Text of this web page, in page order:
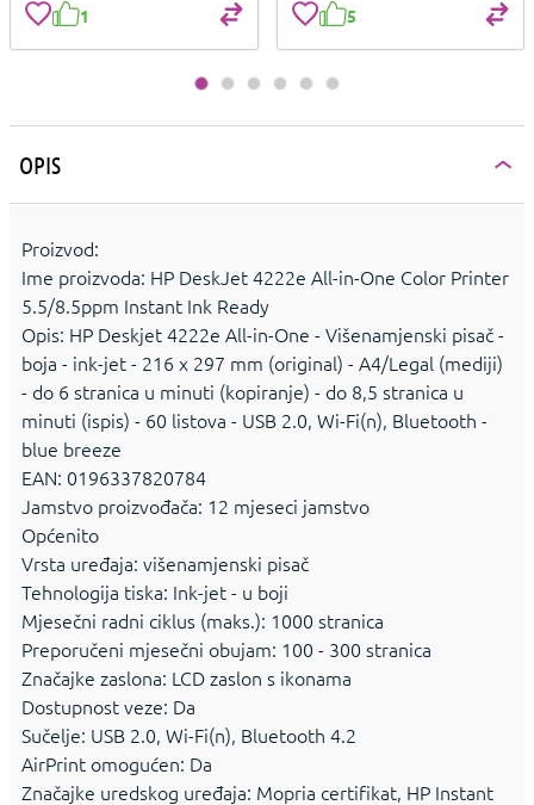
1 5
OPIS
Proizvod:
Ime proizvoda: HP DeskJet 4222e All-in-One Color Printer
5.5/8.5ppm Instant Ink Ready
Opis: HP Deskjet 4222e All-in-One - Višenamjenski pisač -
boja - ink-jet - 216 x 297 mm (original) - A4/Legal (mediji)
- do 6 stranica u minuti (kopiranje) - do 8,5 stranica u
minuti (ispis) - 60 listova - USB 2.0, Wi-Fi(n), Bluetooth -
blue breeze
EAN: 0196337820784
Jamstvo proizvođača: 12 mjeseci jamstvo
Općenito
Vrsta uređaja: višenamjenski pisač
Tehnologija tiska: Ink-jet - u boji
Mjesečni radni ciklus (maks.): 1000 stranica
Preporučeni mjesečni obujam: 100 - 300 stranica
Značajke zaslona: LCD zaslon s ikonama
Dostupnost veze: Da
Sučelje: USB 2.0, Wi-Fi(n), Bluetooth 4.2
AirPrint omogućen: Da
Značajke uredskog uređaja: Mopria certifikat, HP Instant